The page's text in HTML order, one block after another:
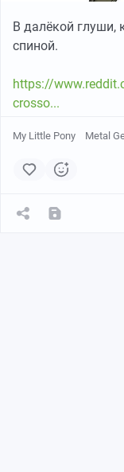
В далёкой глуши,
спиной.
https://
crosso...
My Little Pony Metal